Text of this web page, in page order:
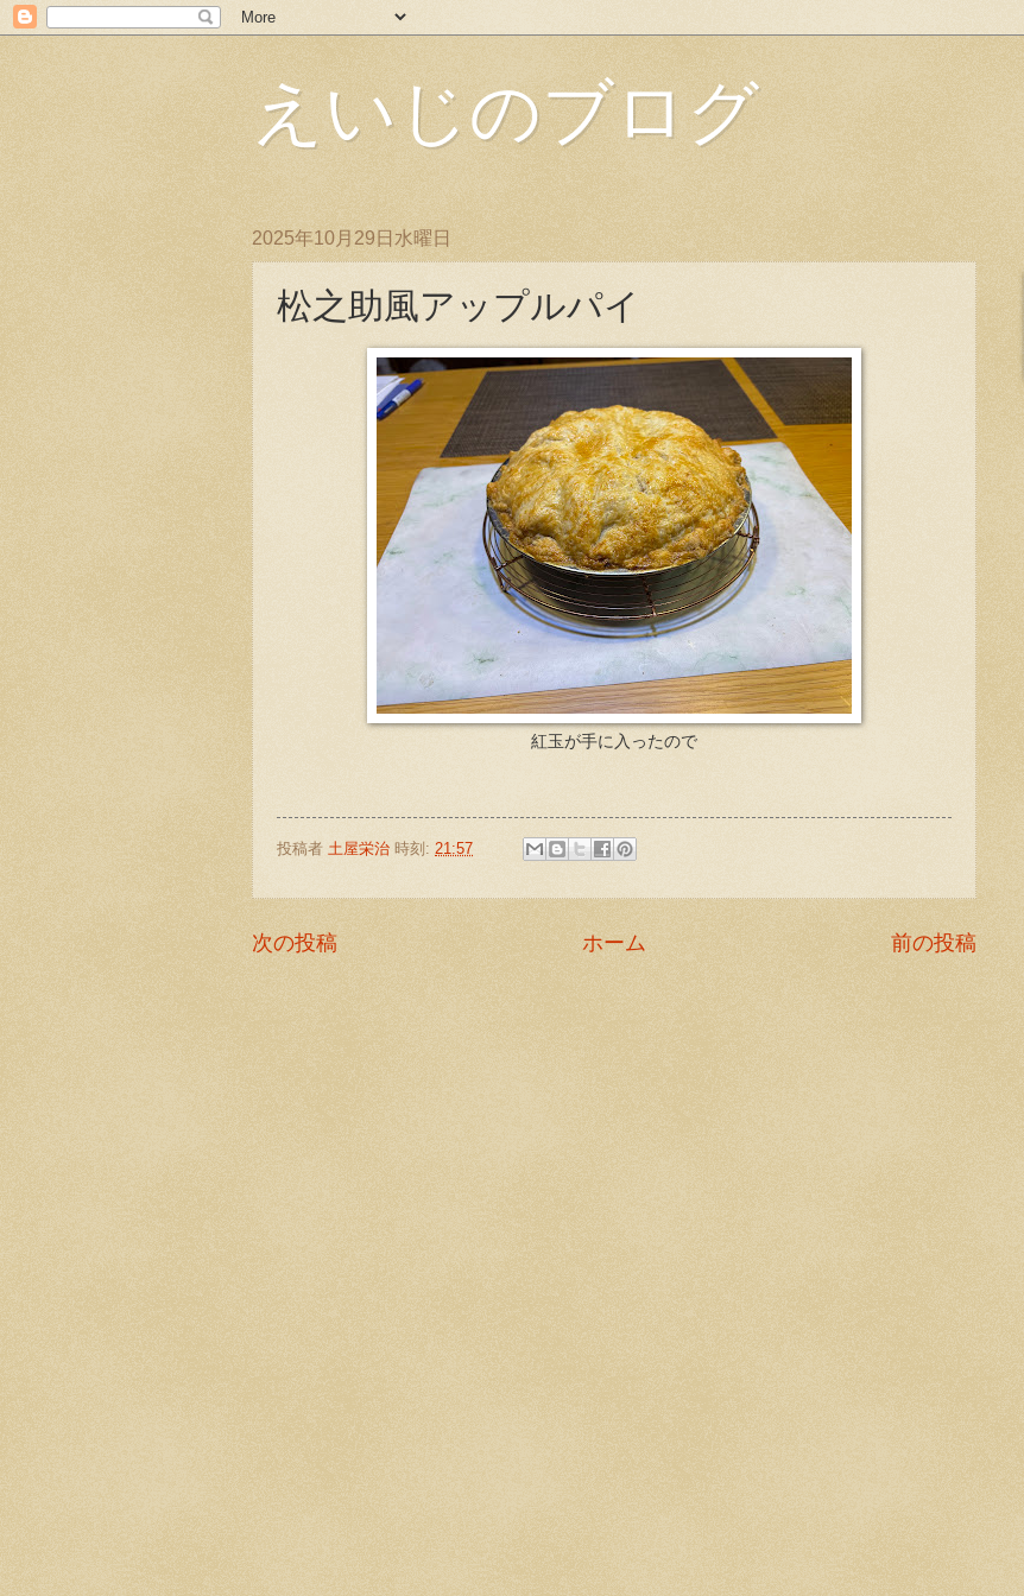
えいじのブログ
2025年10月29日水曜日
松之助風アップルパイ
紅玉が手に入ったので
投稿者 土屋栄治 時刻: 21:57
次の投稿 前の投稿
ホーム